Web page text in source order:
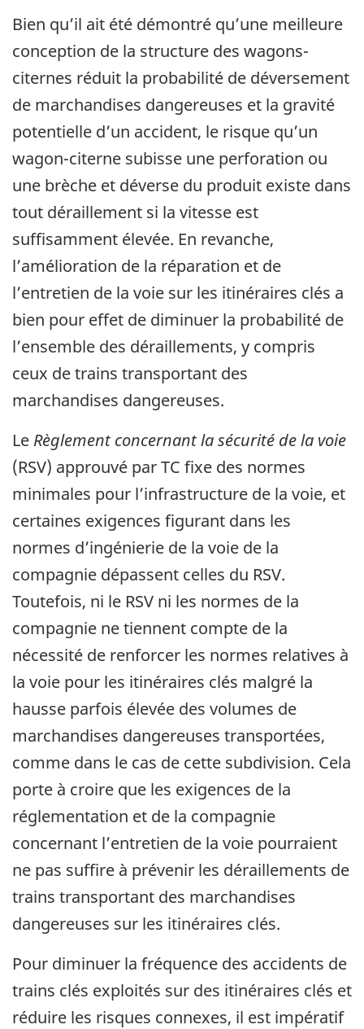
Bien qu’il ait été démontré qu’une meilleure
conception de la structure des wagons-
citernes réduit la probabilité de déversement
de marchandises dangereuses et la gravité
potentielle d’un accident, le risque qu’un
wagon-citerne subisse une perforation ou
une brèche et déverse du produit existe dans
tout déraillement si la vitesse est
suffisamment élevée. En revanche,
l’amélioration de la réparation et de
l’entretien de la voie sur les itinéraires clés a
bien pour effet de diminuer la probabilité de
l’ensemble des déraillements, y compris
ceux de trains transportant des
marchandises dangereuses.
Le Règlement concernant la sécurité de la voie
(RSV) approuvé par TC fixe des normes
minimales pour l’infrastructure de la voie, et
certaines exigences figurant dans les
normes d’ingénierie de la voie de la
compagnie dépassent celles du RSV.
Toutefois, ni le RSV ni les normes de la
compagnie ne tiennent compte de la
nécessité de renforcer les normes relatives à
la voie pour les itinéraires clés malgré la
hausse parfois élevée des volumes de
marchandises dangereuses transportées,
comme dans le cas de cette subdivision. Cela
porte à croire que les exigences de la
réglementation et de la compagnie
concernant l’entretien de la voie pourraient
ne pas suffire à prévenir les déraillements de
trains transportant des marchandises
dangereuses sur les itinéraires clés.
Pour diminuer la fréquence des accidents de
trains clés exploités sur des itinéraires clés et
réduire les risques connexes, il est impératif